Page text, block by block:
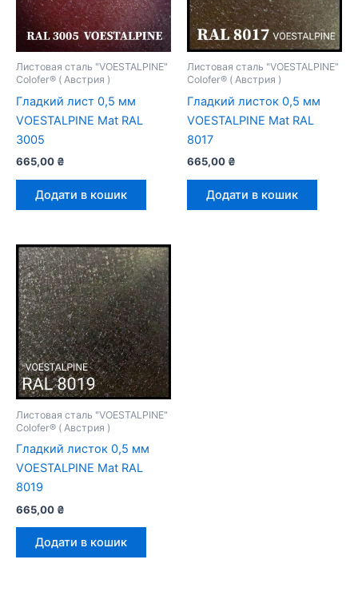
Листовая сталь "VOESTALPINE"
Colofer® ( Австрия )
Гладкий лист 0,5 мм
VOESTALPINE Mat RAL
3005
665,00 ₴
Додати в кошик
Листовая сталь "VOESTALPINE"
Colofer® ( Австрия )
Гладкий листок 0,5 мм
VOESTALPINE Mat RAL
8017
665,00 ₴
Додати в кошик
Листовая сталь "VOESTALPINE"
Colofer® ( Австрия )
Гладкий листок 0,5 мм
VOESTALPINE Mat RAL
8019
665,00 ₴
Додати в кошик